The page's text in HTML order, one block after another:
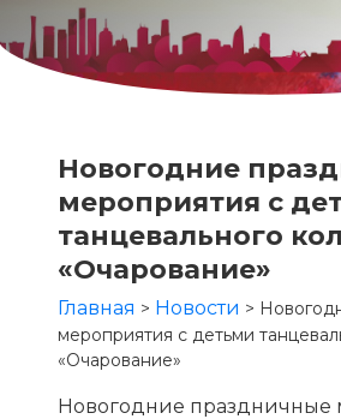
Новогодние
мероприятия с
танцевального
«Очарование»
Главная > Новости >
мероприятия с детьми
«Очарование»
Новогодние праздничные